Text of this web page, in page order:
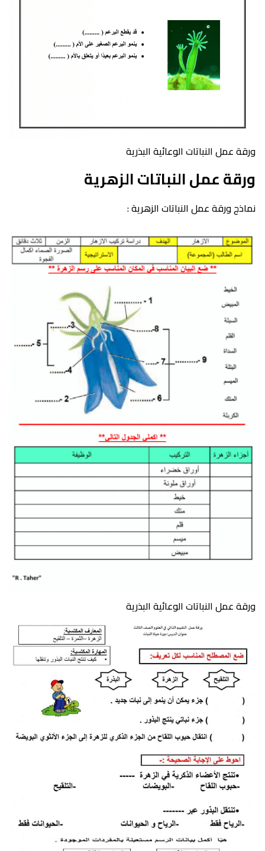
ورقة عمل النباتات الوعائية البذرية
ورقة عمل النباتات الزهرية
نماذج ورقة عمل النباتات الزهرية :
ورقة عمل النباتات الوعائية البذرية